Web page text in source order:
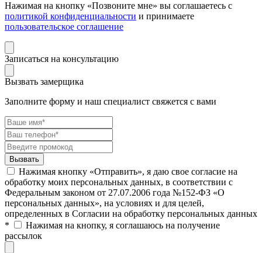
Нажимая на кнопку «Позвоните мне» вы соглашаетесь с
политикой конфиденциальности и принимаете
пользовательское соглашение
Записаться на консультацию
Вызвать замерщика
Заполните форму и наш специалист свяжется с вами
Нажимая кнопку «Отправить», я даю свое согласие на
обработку моих персональных данных, в соответствии с
Федеральным законом от 27.07.2006 года №152-ФЗ «О
персональных данных», на условиях и для целей,
определенных в Согласии на обработку персональных данных
*
Нажимая на кнопку, я соглашаюсь на получение
рассылок